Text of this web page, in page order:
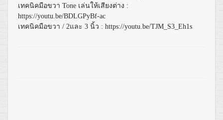
เทคนิคมือขวา Tone เล่นให้เสียงต่าง :
https://youtu.be/BDLGPyBf-ac
เทคนิคมือขวา / 2และ 3 นิ้ว : https://youtu.be/TJM_S3_Eh1s